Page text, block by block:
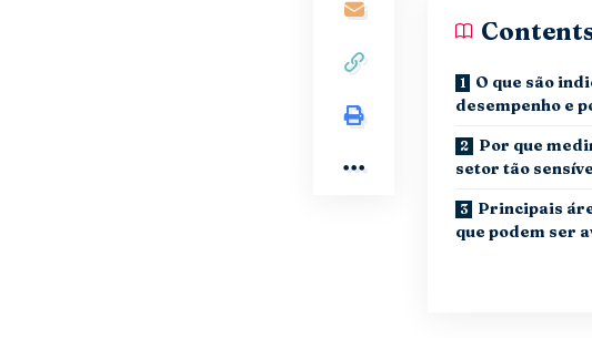
O que são
desempenho e
Por que
setor tão
Principais
que podem ser